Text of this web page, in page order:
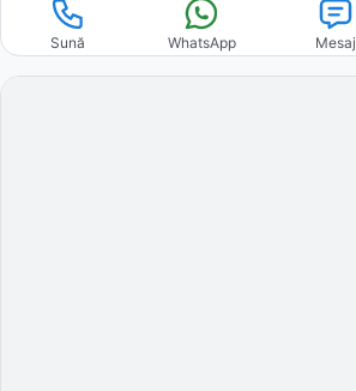
Sună WhatsApp Mesaj